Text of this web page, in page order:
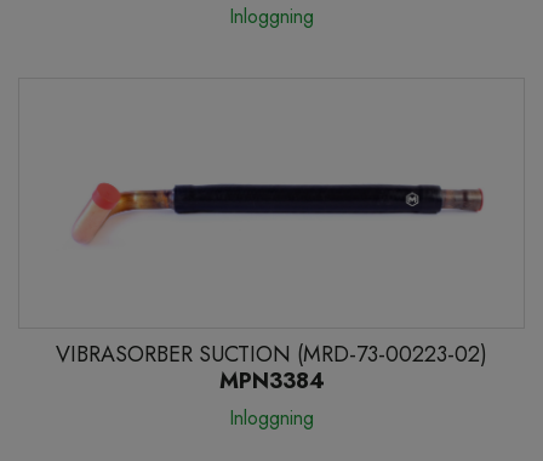
Inloggning
VIBRASORBER SUCTION (MRD-73-00223-02)
MPN3384
Inloggning